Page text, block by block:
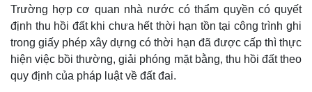
Trường hợp cơ quan nhà nước có thẩm quyền có quyết
định thu hồi đất khi chưa hết thời hạn tồn tại công trình ghi
trong giấy phép xây dựng có thời hạn đã được cấp thì thực
hiện việc bồi thường, giải phóng mặt bằng, thu hồi đất theo
quy định của pháp luật về đất đai.